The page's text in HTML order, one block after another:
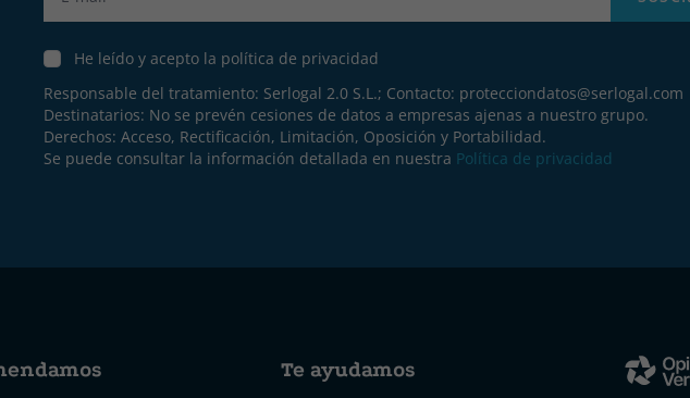
He leído y acepto la política de privacidad
Responsable del tratamiento: Serlogal 2.0 S.L.; Contacto: protecciondatos@serlogal.com
Destinatarios: No se prevén cesiones de datos a empresas ajenas a nuestro grupo.
Derechos: Acceso, Rectificación, Limitación, Oposición y Portabilidad.
Se puede consultar la información detallada en nuestra Política de privacidad
Te ayudamos